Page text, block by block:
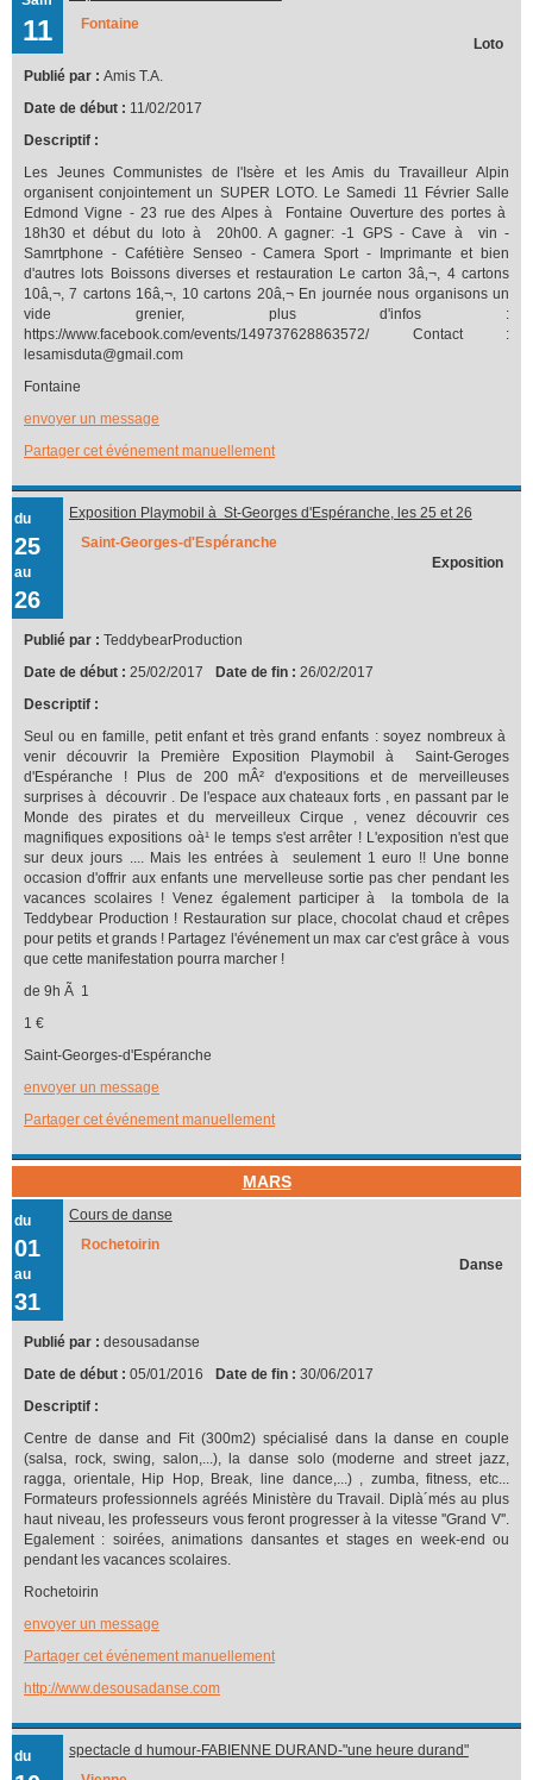
11
Fontaine
Loto
Publié par : Amis T.A.
Date de début : 11/02/2017
Descriptif :
Les Jeunes Communistes de l'Isère et les Amis du Travailleur Alpin
organisent conjointement un SUPER LOTO. Le Samedi 11 Février Salle
Edmond Vigne - 23 rue des Alpes à Fontaine Ouverture des portes à
18h30 et début du loto à 20h00. A gagner: -1 GPS - Cave à vin -
Samrtphone - Cafétière Senseo - Camera Sport - Imprimante et bien
d'autres lots Boissons diverses et restauration Le carton 3â‚¬, 4 cartons
10â‚¬, 7 cartons 16â‚¬, 10 cartons 20â‚¬ En journée nous organisons un
vide grenier, plus d'infos :
https://www.facebook.com/events/149737628863572/ Contact :
lesamisduta@gmail.com
Fontaine
envoyer un message
Partager cet événement manuellement
du
25
au
26
Exposition Playmobil à St-Georges d'Espéranche, les 25 et 26
février 2017 organisée par l'association cinématographique, La
Teddybear Production !!!
Saint-Georges-d'Espéranche
Exposition
Publié par : TeddybearProduction
Date de début : 25/02/2017 Date de fin : 26/02/2017
Descriptif :
Seul ou en famille, petit enfant et très grand enfants : soyez nombreux à
venir découvrir la Première Exposition Playmobil à Saint-Geroges
d'Espéranche ! Plus de 200 mÂ² d'expositions et de merveilleuses
surprises à découvrir . De l'espace aux chateaux forts , en passant par le
Monde des pirates et du merveilleux Cirque , venez découvrir ces
magnifiques expositions oà¹ le temps s'est arrêter ! L'exposition n'est que
sur deux jours .... Mais les entrées à seulement 1 euro !! Une bonne
occasion d'offrir aux enfants une mervelleuse sortie pas cher pendant les
vacances scolaires ! Venez également participer à la tombola de la
Teddybear Production ! Restauration sur place, chocolat chaud et crêpes
pour petits et grands ! Partagez l'événement un max car c'est grâce à vous
que cette manifestation pourra marcher !
de 9h Ã 1
1 €
Saint-Georges-d'Espéranche
envoyer un message
Partager cet événement manuellement
MARS
du
01
au
31
Cours de danse
Rochetoirin
Danse
Publié par : desousadanse
Date de début : 05/01/2016 Date de fin : 30/06/2017
Descriptif :
Centre de danse and Fit (300m2) spécialisé dans la danse en couple
(salsa, rock, swing, salon,...), la danse solo (moderne and street jazz,
ragga, orientale, Hip Hop, Break, line dance,...) , zumba, fitness, etc...
Formateurs professionnels agréés Ministère du Travail. Diplà´més au plus
haut niveau, les professeurs vous feront progresser à la vitesse ''Grand V''.
Egalement : soirées, animations dansantes et stages en week-end ou
pendant les vacances scolaires.
Rochetoirin
envoyer un message
Partager cet événement manuellement
http://www.desousadanse.com
du
spectacle d humour-FABIENNE DURAND-"une heure durand"